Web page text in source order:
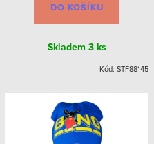
DO KOŠÍKU
Skladem 3 ks
Kód: STF88145